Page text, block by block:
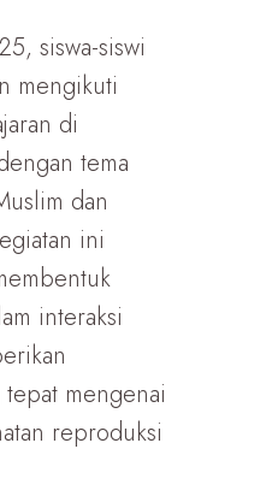
siswa-siswi
mengikuti
di
tema
dan
ini
interaksi
mengenai
reproduksi